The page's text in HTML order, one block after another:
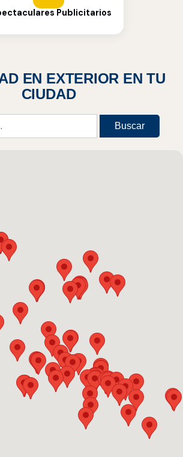
Publicitarios
EN EXTERIOR EN TU
CIUDAD
Buscar